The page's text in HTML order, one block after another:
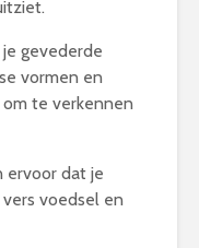
gevederde
vormen en
te verkennen
ervoor dat je
voedsel en